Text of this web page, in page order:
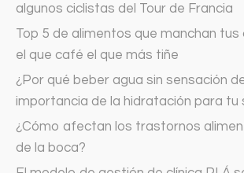
algunos ciclistas del Tour de Francia
Top 5 de alimentos que manchan
el que café el que más tiñe
¿Por qué beber agua sin sensación
importancia de la hidratación para tu
¿Cómo afectan los trastornos
de la boca?